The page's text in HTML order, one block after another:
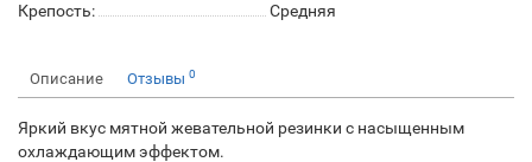
Крепость:
Средняя
Описание Отзывы 0
Яркий вкус мятной жевательной резинки с насыщенным
охлаждающим эффектом.